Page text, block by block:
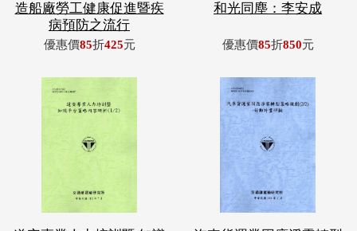
造船廠勞工健康促進暨疾
病預防之流行
優惠價85折425元
和光同塵：李安成
優惠價85折850元